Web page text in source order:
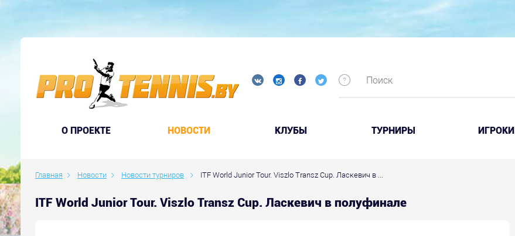
O ПРОЕКТЕ НОВОСТИ КЛУБЫ ТУРНИРЫ ИГРОКИ
Главная Новости Новости турниров ITF World Junior Tour. Viszlo Transz Cup. Ласкевич в ...
ITF World Junior Tour. Viszlo Transz Cup. Ласкевич в полуфинале